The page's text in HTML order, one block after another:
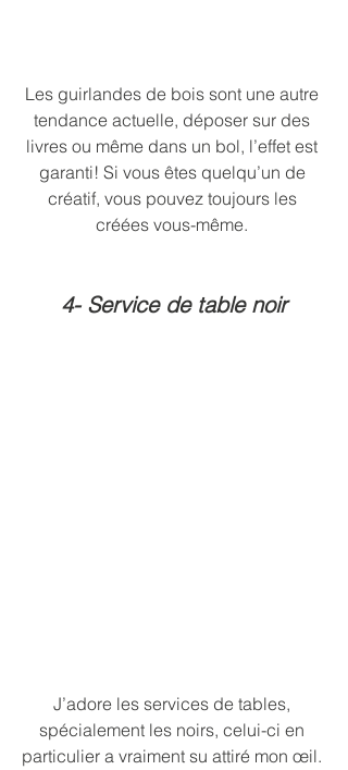
Les guirlandes de bois sont une autre
tendance actuelle, déposer sur des
livres ou même dans un bol, l’effet est
garanti! Si vous êtes quelqu’un de
créatif, vous pouvez toujours les
créées vous-même.
4- Service de table noir
J’adore les services de tables,
spécialement les noirs, celui-ci en
particulier a vraiment su attiré mon œil.